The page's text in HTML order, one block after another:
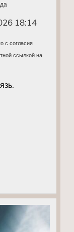
18:14
с согласия
ссылкой на